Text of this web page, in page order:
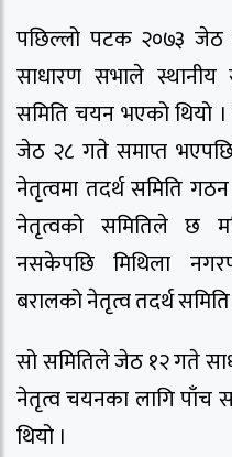
पछिल्लो पटक २०७३ जेठ
साधारण सभाले स्थानीय
समिति चयन भएको थियो
जेठ २८ गते समाप्त भएपछि
नेतृत्वमा तदर्थ समिति गठन
नेतृत्वको समितिले छ
नसकेपछि मिथिला
बरालको नेतृत्व तदर्थ
सो समितिले जेठ १२ गते
नेतृत्व चयनका लागि पाँच
थियो ।